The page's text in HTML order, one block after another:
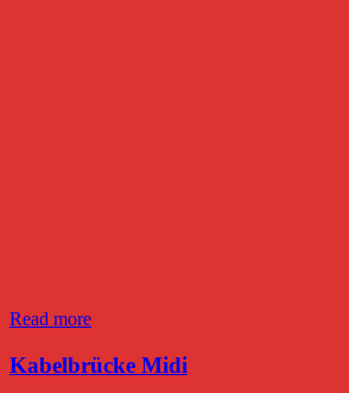
Read more
Kabelbrücke Midi